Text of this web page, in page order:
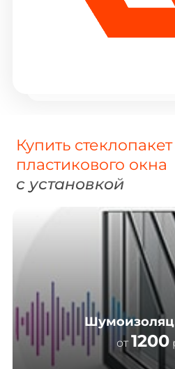
Купить
пластикового окна
с установкой
от1200